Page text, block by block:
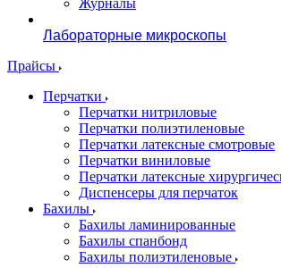
Журналы
Лабораторные микроскопы
Прайсы
Перчатки
Перчатки нитриловые
Перчатки полиэтиленовые
Перчатки латексные смотровые
Перчатки виниловые
Перчатки латексные
Диспенсеры для перчаток
Бахилы
Бахилы ламинированные
Бахилы спанбонд
Бахилы полиэтиленовые